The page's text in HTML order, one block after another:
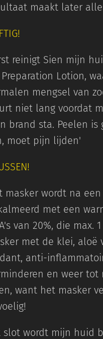
maakt later
reinigt Sien mijn
Lotion,
mengsel van
niet lang voordat
brand sta. Peelen is
moet pijn lijden'
masker wordt na
met een
van 20%, die
met de klei, aloë
anti-
en weer tot
want het masker
slot wordt mijn huid